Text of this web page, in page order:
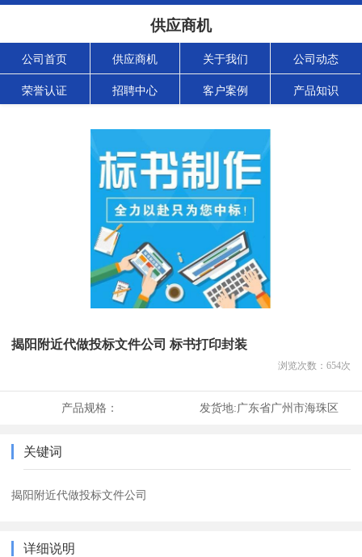
供应商机
公司首页 供应商机 关于我们 公司动态
荣誉认证 招聘中心 客户案例 产品知识
揭阳附近代做投标文件公司 标书打印封装
浏览次数： 654次
产品规格： 发货地:广东省广州市海珠区
关键词
揭阳附近代做投标文件公司
详细说明